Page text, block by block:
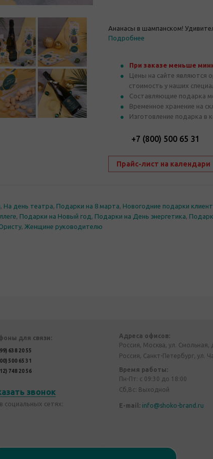
Ананасы в шампанском!
Подробнее
При заказе меньше
Цены на сайте являются
стоимость у наших
Составляющие подарка
Временное хранение на
Изготовление подарка в
+7 (800) 500 65 31
Прайс-лист на календари
, На день театра, Подарки на 8 марта, Новогодние подарки
, Подарки на Новый год , Подарки на День энергетика,
, Женщине руководителю
для связи:
638 20 55
500 65 31
748 20 56
звонок
социальных сетях:
Адреса офисов:
Россия, Москва, ул. Смольная,
Россия, Санкт-Петербург, ул.
Время работы:
Пн-Пт: с 09:30 до 18:00
Сб,Вс: Выходной
E-mail: info@shoko-brand.ru
Политика конфиденциальности